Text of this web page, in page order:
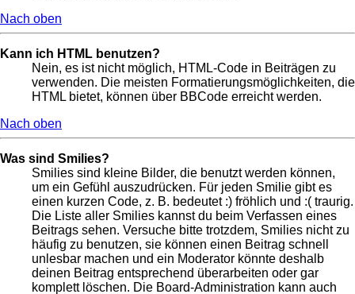
Nach oben
Kann ich HTML benutzen?
Nein, es ist nicht möglich, HTML-Code in Beiträgen zu
verwenden. Die meisten Formatierungsmöglichkeiten, die
HTML bietet, können über BBCode erreicht werden.
Nach oben
Was sind Smilies?
Smilies sind kleine Bilder, die benutzt werden können,
um ein Gefühl auszudrücken. Für jeden Smilie gibt es
einen kurzen Code, z. B. bedeutet :) fröhlich und :( traurig.
Die Liste aller Smilies kannst du beim Verfassen eines
Beitrags sehen. Versuche bitte trotzdem, Smilies nicht zu
häufig zu benutzen, sie können einen Beitrag schnell
unlesbar machen und ein Moderator könnte deshalb
deinen Beitrag entsprechend überarbeiten oder gar
komplett löschen. Die Board-Administration kann auch